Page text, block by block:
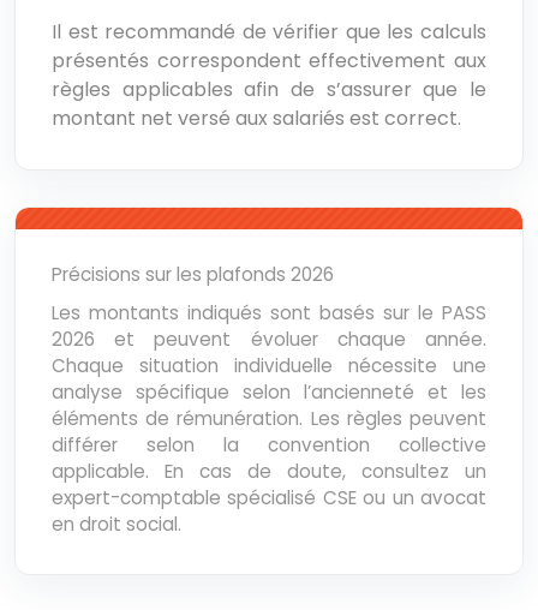
Il est recommandé de vérifier que les calculs
présentés correspondent effectivement aux
règles applicables afin de s’assurer que le
montant net versé aux salariés est correct.
Précisions sur les plafonds 2026
Les montants indiqués sont basés sur le PASS
2026 et peuvent évoluer chaque année.
Chaque situation individuelle nécessite une
analyse spécifique selon l’ancienneté et les
éléments de rémunération. Les règles peuvent
différer selon la convention collective
applicable. En cas de doute, consultez un
expert-comptable spécialisé CSE ou un avocat
en droit social.